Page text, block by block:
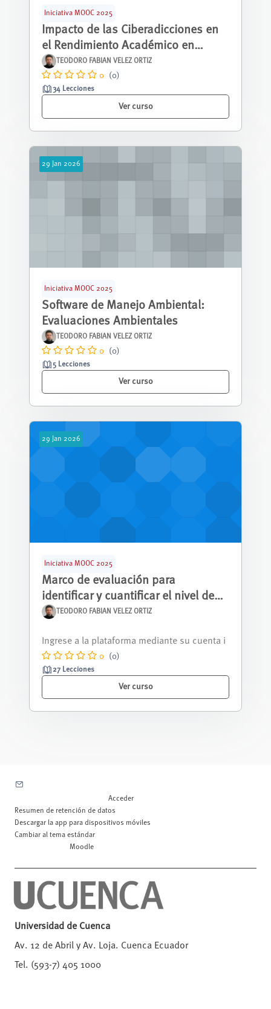
Iniciativa MOOC 2025
Impacto de las Ciberadicciones en
el Rendimiento Académico en
estudiantes universitarios
TEODORO FABIAN VELEZ ORTIZ
0 (0)
34 Lecciones
Ver curso
29 Jan 2026
Iniciativa MOOC 2025
Software de Manejo Ambiental:
Evaluaciones Ambientales
TEODORO FABIAN VELEZ ORTIZ
0 (0)
5 Lecciones
Ver curso
29 Jan 2026
Iniciativa MOOC 2025
Marco de evaluación para
identificar y cuantificar el nivel de
adicción potencial de un software
diseño de interacción humano-
máquina
TEODORO FABIAN VELEZ ORTIZ
ómo patrones y mecanismos específicos ...
0 (0)
27 Lecciones
Ver curso
Acceder
Resumen de retención de datos
Descargar la app para dispositivos móviles
Cambiar al tema estándar
Moodle
Universidad de Cuenca
Av. 12 de Abril y Av. Loja. Cuenca Ecuador
Tel. (593-7) 405 1000